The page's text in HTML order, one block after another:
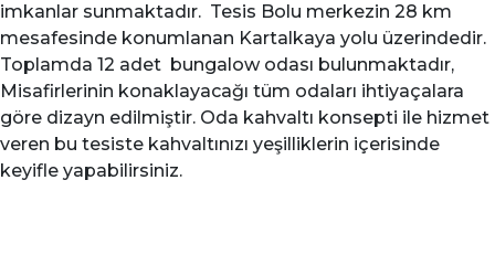
imkanlar sunmaktadır. Tesis Bolu merkezin 28 km
mesafesinde konumlanan Kartalkaya yolu üzerindedir.
Toplamda 12 adet bungalow odası bulunmaktadır,
Misafirlerinin konaklayacağı tüm odaları ihtiyaçalara
göre dizayn edilmiştir. Oda kahvaltı konsepti ile hizmet
veren bu tesiste kahvaltınızı yeşilliklerin içerisinde
keyifle yapabilirsiniz.